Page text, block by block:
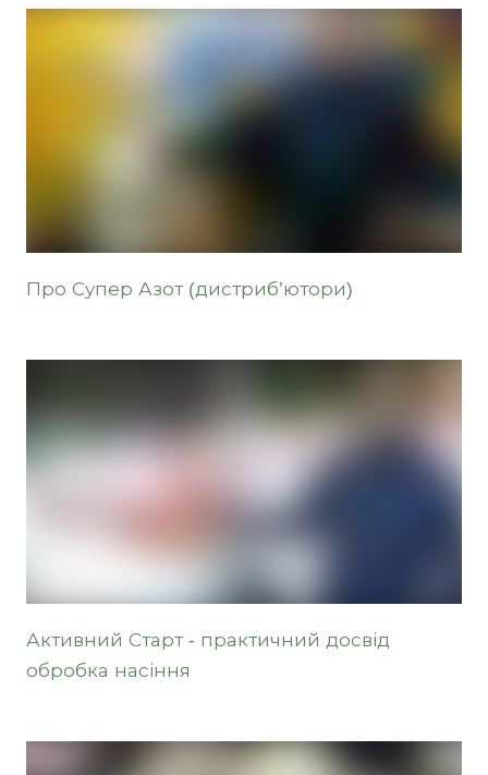
Про Супер Азот (дистриб’ютори)
Активний Старт - практичний досвід
обробка насіння